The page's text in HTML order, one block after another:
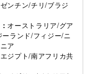
ンチン/チリ/ブラジ
オーストラリア/グア
ーランド/フィジー/ニ
ア
エジプト/南アフリカ共